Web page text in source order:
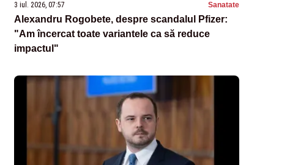
3 iul. 2026, 07:57 Sanatate
Alexandru Rogobete, despre scandalul Pfizer:
"Am încercat toate variantele ca să reduce
impactul"